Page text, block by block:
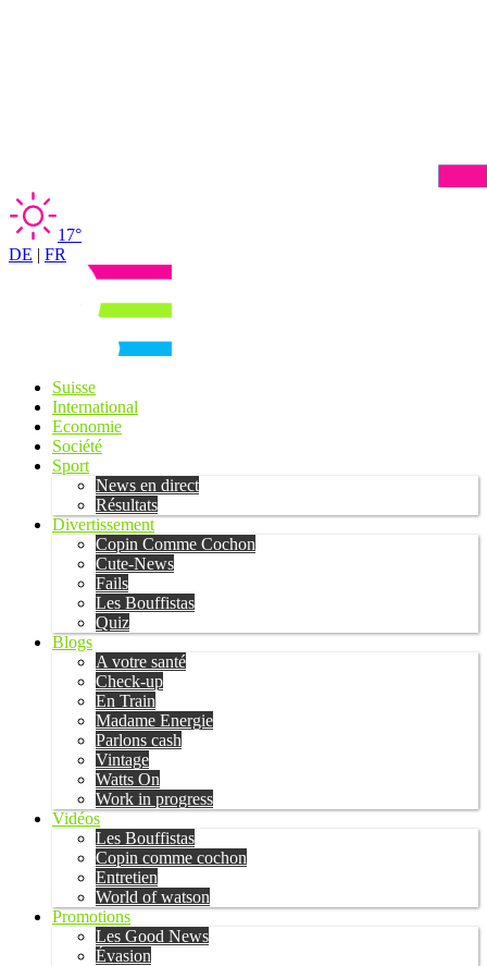
17°
DE | FR
Suisse
International
Economie
Société
Sport
News en direct
Résultats
Divertissement
Copin Comme Cochon
Cute-News
Fails
Les Bouffistas
Quiz
Blogs
A votre santé
Check-up
En Train
Madame Energie
Parlons cash
Vintage
Watts On
Work in progress
Vidéos
Les Bouffistas
Copin comme cochon
Entretien
World of watson
Promotions
Les Good News
Évasion